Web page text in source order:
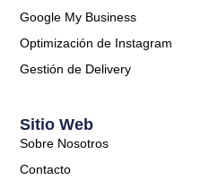
Google My Business
Optimización de Instagram
Gestión de Delivery
Sitio Web
Sobre Nosotros
Contacto